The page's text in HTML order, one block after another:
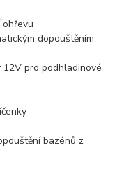
dopouštěním
pro podhladinové
bazénů z